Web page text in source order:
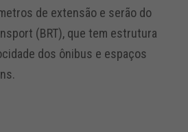
de extensão e serão do
(BRT), que tem estrutura
dos ônibus e espaços